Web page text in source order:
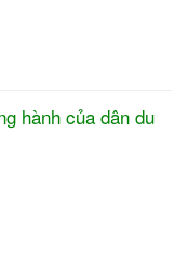
hành của dân du